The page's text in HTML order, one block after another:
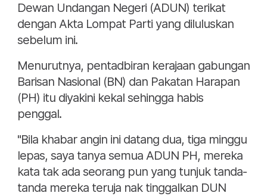
Dewan Undangan Negeri (ADUN) terikat
dengan Akta Lompat Parti yang diluluskan
sebelum ini.
Menurutnya, pentadbiran kerajaan gabungan
Barisan Nasional (BN) dan Pakatan Harapan
(PH) itu diyakini kekal sehingga habis
penggal.
"Bila khabar angin ini datang dua, tiga minggu
lepas, saya tanya semua ADUN PH, mereka
kata tak ada seorang pun yang tunjuk tanda-
tanda mereka teruja nak tinggalkan DUN